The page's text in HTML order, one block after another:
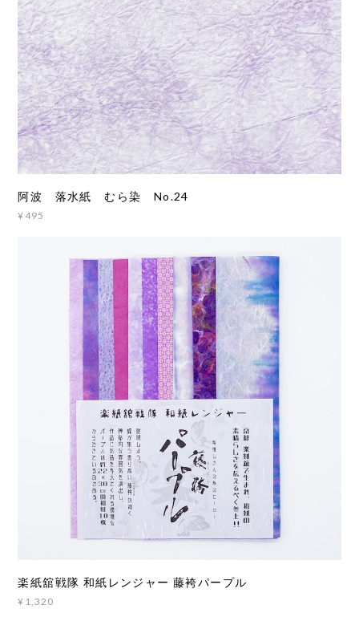
阿波 落水紙 むら染 No.24
¥495
楽紙舘戦隊 和紙レンジャー 藤袴パープル
¥1,320